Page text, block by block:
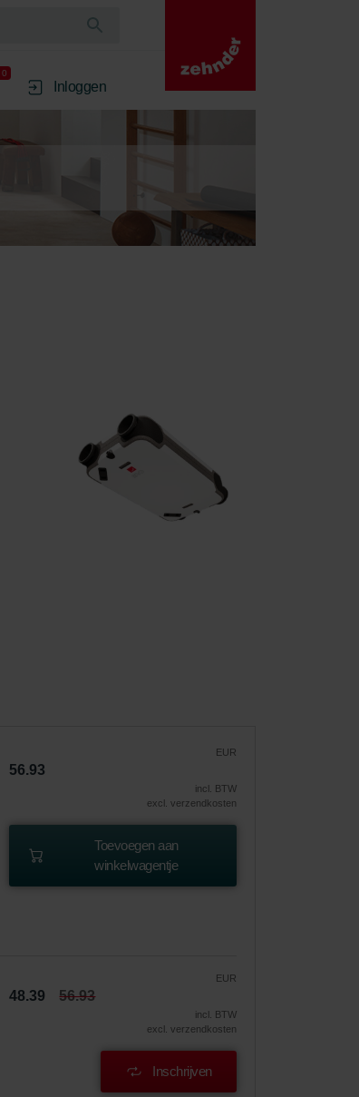
0
Inloggen
EUR
56.93
incl. BTW
excl. verzendkosten
Toevoegen aan
winkelwagentje
EUR
48.39 56.93
incl. BTW
excl. verzendkosten
Inschrijven